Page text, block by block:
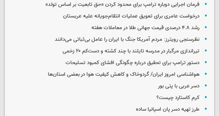
فرمان اجرایی دوباره ترامپ برای محدود کردن «حق تابعیت بر اساس تولد»
درخواست عامری برای تعویق عملیات انتقام‌جویانه علیه عربستان
رشد ۴.۸ درصدی قیمت جهانی طلا در معاملات هفته
نظرسنجی رویترز: مردم آمریکا جنگ با ایران را عامل بی‌ثباتی می‌دانند
تیراندازی مرگبار در مدرسه‌ تایلند با چند کشته و دست‌کم ۲۰ زخمی
دستور ترامپ برای تحقیق درباره چگونگی افشای کمبود تسلیحات
هواشناسی امروز ایران/ گردوخاک و کاهش کیفیت هوا در بعضی استان‌ها
دسر عربی با پتی بور
کرم کاستارد چیست؟
طرز تهیه دسر پان اسپانیا ساده